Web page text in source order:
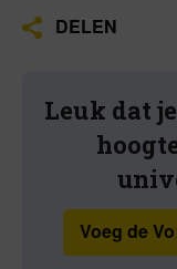
DELEN
Leuk dat
Voeg de